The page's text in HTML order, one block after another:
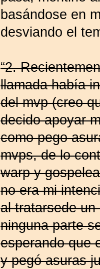
basándose en
desviando el
“2.
llamada había
del mvp (creo
decido apoyar
como pego
mvps, de lo
warp y
no era mi
al tratarsede
ninguna parte
esperando que
y pegó asuras